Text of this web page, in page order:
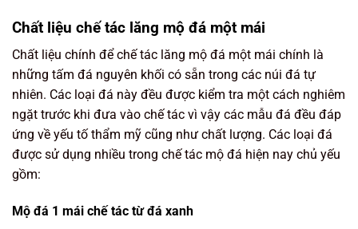
Chất liệu chế tác lăng mộ đá một mái
Chất liệu chính để chế tác lăng mộ đá một mái chính là
những tấm đá nguyên khối có sẵn trong các núi đá tự
nhiên. Các loại đá này đều được kiểm tra một cách nghiêm
ngặt trước khi đưa vào chế tác vì vậy các mẫu đá đều đáp
ứng về yếu tố thẩm mỹ cũng như chất lượng. Các loại đá
được sử dụng nhiều trong chế tác mộ đá hiện nay chủ yếu
gồm:
Mộ đá 1 mái chế tác từ đá xanh